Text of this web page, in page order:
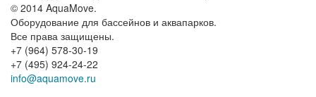
© 2014 AquaMove.
Оборудование для бассейнов и аквапарков.
Все права защищены.
+7 (964) 578-30-19
+7 (495) 924-24-22
info@aquamove.ru